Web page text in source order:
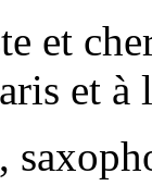
et
et à
,